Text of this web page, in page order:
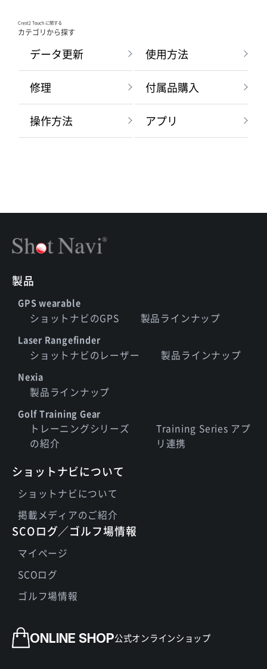
Crest2 Touch に関する
カテゴリから探す
データ更新 使用方法
修理 付属品購入
操作方法 アプリ
ONLINE SHOP公式オンラインショップ
製品
GPS wearable
ショットナビのGPS 製品ラインナップ
Laser Rangefinder
ショットナビのレーザー 製品ラインナップ
Nexia
製品ラインナップ
Golf Training Gear
トレーニングシリーズ
の紹介
Training Series アプ
リ連携
ショットナビについて
ショットナビについて
掲載メディアのご紹介
SCOログ／ゴルフ場情報
マイページ
SCOログ
ゴルフ場情報